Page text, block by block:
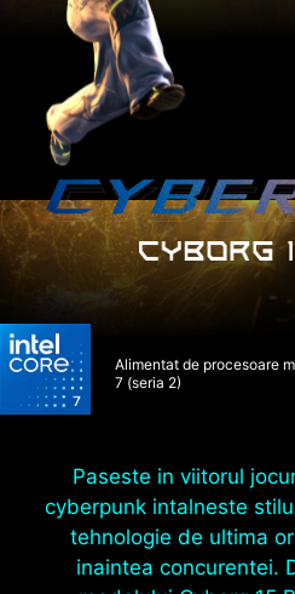
Alimentat de procesoare
7 (seria 2)
Paseste in viitorul
cyberpunk intalneste
tehnologie de ultima
inaintea concurentei.